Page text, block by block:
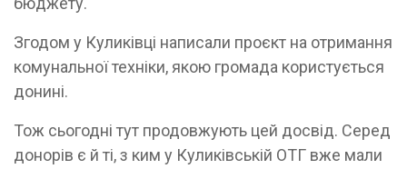
Згодом у Куликівці написали проєкт на отримання
комунальної техніки, якою громада користується
донині.
Тож сьогодні тут продовжують цей досвід. Серед
донорів є й ті, з ким у Куликівській ОТГ вже мали